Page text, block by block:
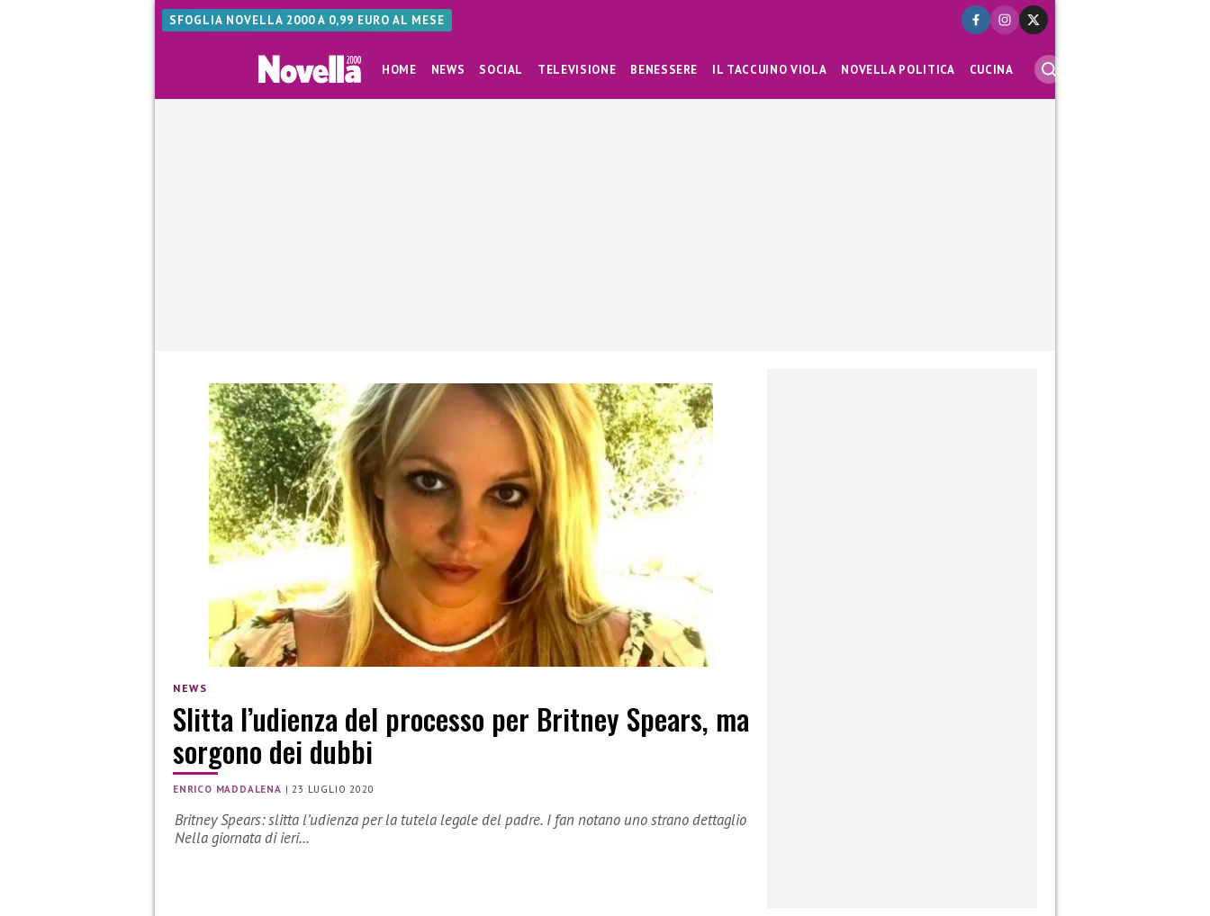
SFOGLIA NOVELLA 2000 A 0,99 EURO AL MESE
HOME NEWS SOCIAL TELEVISIONE BENESSERE IL TACCUINO VIOLA NOVELLA POLITICA CUCINA
NEWS
Slitta l’udienza del processo per Britney Spears, ma
sorgono dei dubbi
ENRICO MADDALENA |23 LUGLIO 2020
Britney Spears: slitta l’udienza per la tutela legale del padre. I fan notano uno strano dettaglio
Nella giornata di ieri…